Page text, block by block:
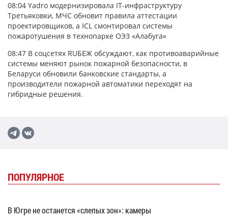
08:04 Yadro модернизировала IT-инфраструктуру
Третьяковки, МЧС обновит правила аттестации
проектировщиков, а ICL смонтировал системы
пожаротушения в технопарке ОЭЗ «Алабуга»
08:47 В соцсетях RUБЕЖ обсуждают, как противоаварийные
системы меняют рынок пожарной безопасности, в
Беларуси обновили банковские стандарты, а
производители пожарной автоматики переходят на
гибридные решения.
ПОПУЛЯРНОЕ
В Югре не останется «слепых зон»: камеры